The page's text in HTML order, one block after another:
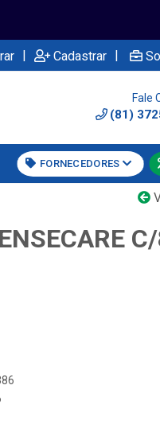
| Cadastrar |
Fale
(81)
FORNECEDORES